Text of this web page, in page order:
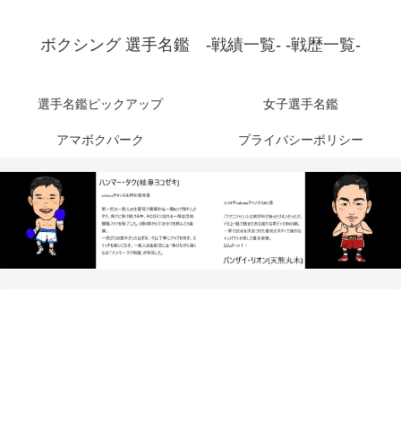
ボクシング 選手名鑑 -戦績一覧- -戦歴一覧-
選手名鑑ピックアップ 女子選手名鑑
アマボクパーク プライバシーポリシー